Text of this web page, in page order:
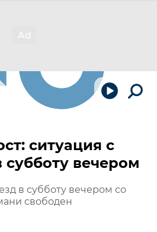
ситуация с
вечером
в субботу вечером со
свободен